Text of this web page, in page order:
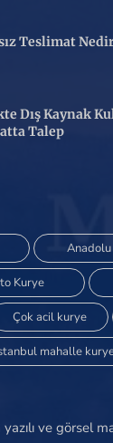
Teslimat
Dış Kaynak
Talep
Anadolu
Kurye
Çok acil kurye
mahalle
sitesine ve